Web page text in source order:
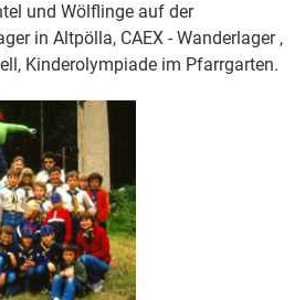
und Wölflinge auf der
in Altpölla, CAEX - Wanderlager ,
Kinderolympiade im Pfarrgarten.